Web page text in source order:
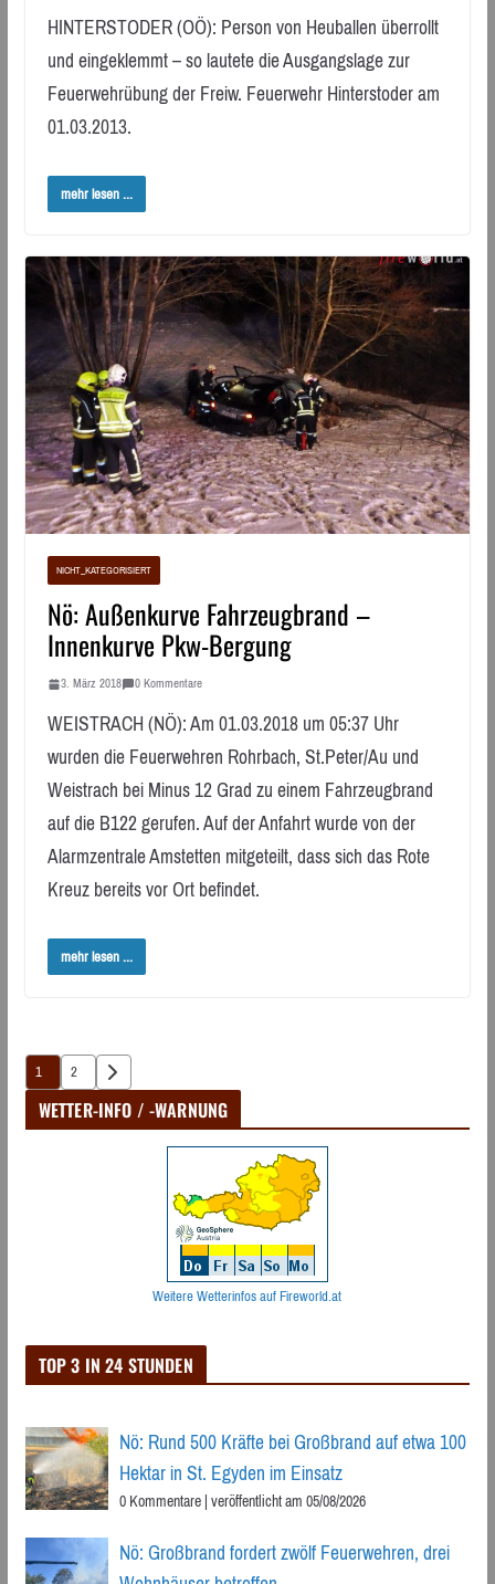
HINTERSTODER (OÖ): Person von Heuballen überrollt
und eingeklemmt – so lautete die Ausgangslage zur
Feuerwehrübung der Freiw. Feuerwehr Hinterstoder am
01.03.2013.
mehr lesen ...
NICHT_KATEGORISIERT
Nö: Außenkurve Fahrzeugbrand –
Innenkurve Pkw-Bergung
3. März 2018 0 Kommentare
WEISTRACH (NÖ): Am 01.03.2018 um 05:37 Uhr
wurden die Feuerwehren Rohrbach, St.Peter/Au und
Weistrach bei Minus 12 Grad zu einem Fahrzeugbrand
auf die B122 gerufen. Auf der Anfahrt wurde von der
Alarmzentrale Amstetten mitgeteilt, dass sich das Rote
Kreuz bereits vor Ort befindet.
mehr lesen ...
Seitennummerierung
der
1 2
WETTER-INFO / -WARNUNG
Weitere Wetterinfos auf Fireworld.at
TOP 3 IN 24 STUNDEN
Nö: Rund 500 Kräfte bei Großbrand auf etwa 100
Hektar in St. Egyden im Einsatz
0 Kommentare|veröffentlicht am 05/08/2026
Nö: Großbrand fordert zwölf Feuerwehren, drei